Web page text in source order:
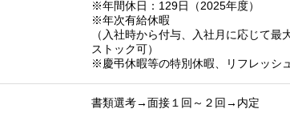
※年間休日：129日（2025年度）
※年次有給休暇
（入社時から付与、入社月に応じて
ストック可）
※慶弔休暇等の特別休暇、リフレッシ
書類選考→面接１回～２回→内定